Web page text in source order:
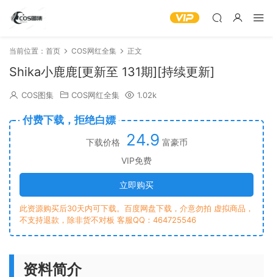
当前位置： 首页 COS网红全集 正文
Shika小鹿鹿[更新至 131期][持续更新]
COS图集 COS网红全集 1.02k
付费下载，拒绝白嫖
下载价格 24.9 富豪币
VIP免费
立即购买
此资源购买后30天内可下载。百度网盘下载，介意勿拍 虚拟商品，
不支持退款，除非货不对板 客服QQ：464725546
资料简介